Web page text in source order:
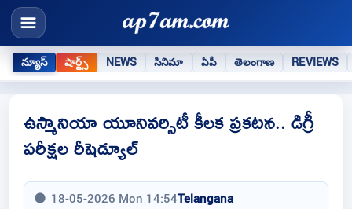
న్యూస్ షార్ట్స్ NEWS సినిమా ఏపీ తెలంగాణ REVIEWS
ఉస్మానియా యూనివర్సిటీ కీలక ప్రకటన.. డిగ్రీ
పరీక్షల రీషెడ్యూల్
18-05-2026 Mon 14:54Telangana